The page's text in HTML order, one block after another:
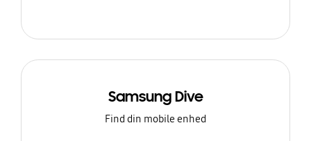
Samsung Dive
Find din mobile enhed